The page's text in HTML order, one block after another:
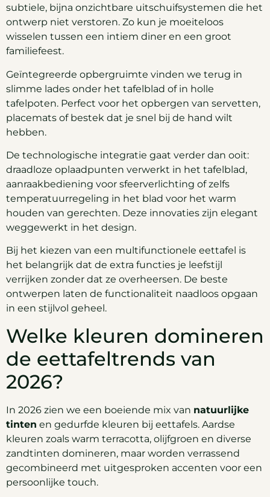
subtiele, bijna onzichtbare uitschuifsystemen die het
ontwerp niet verstoren. Zo kun je moeiteloos
wisselen tussen een intiem diner en een groot
familiefeest.
Geïntegreerde opbergruimte vinden we terug in
slimme lades onder het tafelblad of in holle
tafelpoten. Perfect voor het opbergen van servetten,
placemats of bestek dat je snel bij de hand wilt
hebben.
De technologische integratie gaat verder dan ooit:
draadloze oplaadpunten verwerkt in het tafelblad,
aanraakbediening voor sfeerverlichting of zelfs
temperatuurregeling in het blad voor het warm
houden van gerechten. Deze innovaties zijn elegant
weggewerkt in het design.
Bij het kiezen van een multifunctionele eettafel is
het belangrijk dat de extra functies je leefstijl
verrijken zonder dat ze overheersen. De beste
ontwerpen laten de functionaliteit naadloos opgaan
in een stijlvol geheel.
Welke kleuren domineren
de eettafeltrends van
2026?
In 2026 zien we een boeiende mix van natuurlijke
tinten en gedurfde kleuren bij eettafels. Aardse
kleuren zoals warm terracotta, olijfgroen en diverse
zandtinten domineren, maar worden verrassend
gecombineerd met uitgesproken accenten voor een
persoonlijke touch.